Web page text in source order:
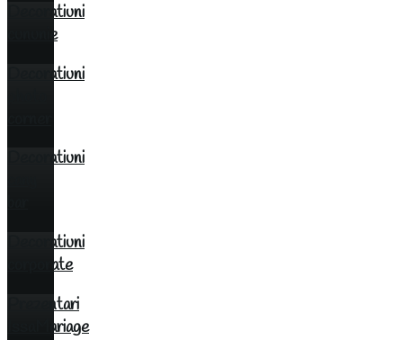
Decoratiuni
cununie
Decoratiuni
Decoratiuni
Decoratiuni
corporate
Prezentari
IssaMariage